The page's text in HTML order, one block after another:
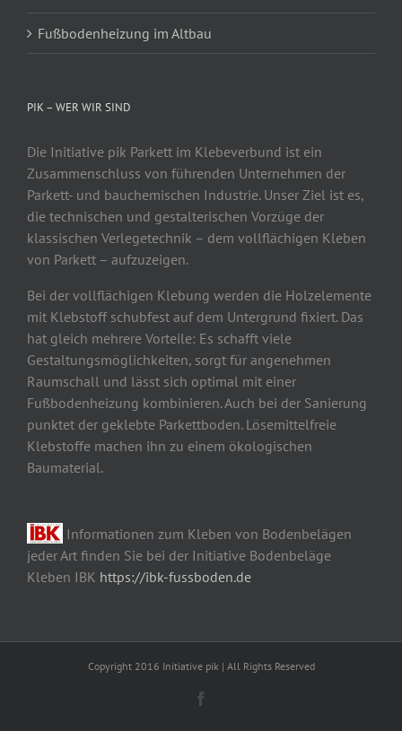
Fußbodenheizung im Altbau
PIK – WER WIR SIND
Die Initiative pik Parkett im Klebeverbund ist ein
Zusammenschluss von führenden Unternehmen der
Parkett- und bauchemischen Industrie. Unser Ziel ist es,
die technischen und gestalterischen Vorzüge der
klassischen Verlegetechnik – dem vollflächigen Kleben
von Parkett – aufzuzeigen.
Bei der vollflächigen Klebung werden die Holzelemente
mit Klebstoff schubfest auf dem Untergrund fixiert. Das
hat gleich mehrere Vorteile: Es schafft viele
Gestaltungsmöglichkeiten, sorgt für angenehmen
Raumschall und lässt sich optimal mit einer
Fußbodenheizung kombinieren. Auch bei der Sanierung
punktet der geklebte Parkettboden. Lösemittelfreie
Klebstoffe machen ihn zu einem ökologischen
Baumaterial.
Informationen zum Kleben von Bodenbelägen
jeder Art finden Sie bei der Initiative Bodenbeläge
Kleben IBK https://ibk-fussboden.de
Copyright 2016 Initiative pik | All Rights Reserved